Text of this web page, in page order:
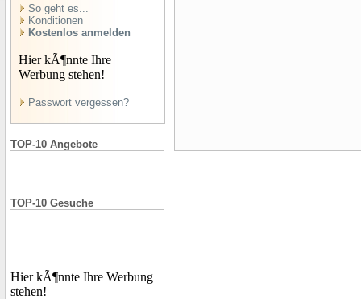
So geht es...
Konditionen
Kostenlos anmelden
Hier kÃ¶nnte Ihre
Werbung stehen!
Passwort vergessen?
TOP-10 Angebote
TOP-10 Gesuche
Hier kÃ¶nnte Ihre Werbung
stehen!